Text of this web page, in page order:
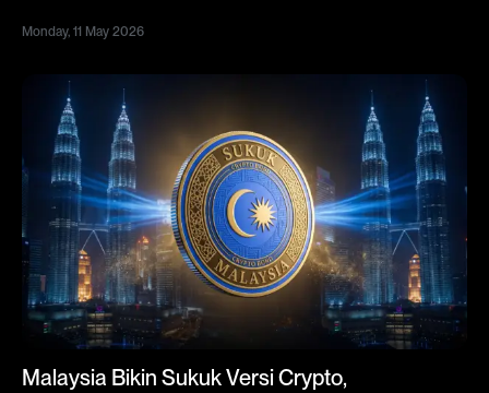
Monday, 11 May 2026
Malaysia Bikin Sukuk Versi Crypto,